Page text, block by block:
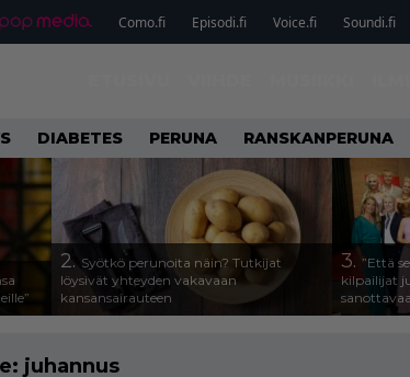
Como.fi Episodi.fi Voice.fi Soundi.fi
DIABETES PERUNA RANSKANPERUNA
2. Syötkö perunoita näin? Tutkijat
löysivät yhteyden vakavaan
kansansairauteen
3. ”Että
kilpailijat
sanottavaa
juhannus